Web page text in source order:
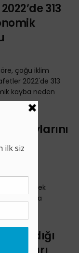
313
çoğu iklim
2022'de 313
kayba neden
Olaylarını
kaybı,
giderek
suya